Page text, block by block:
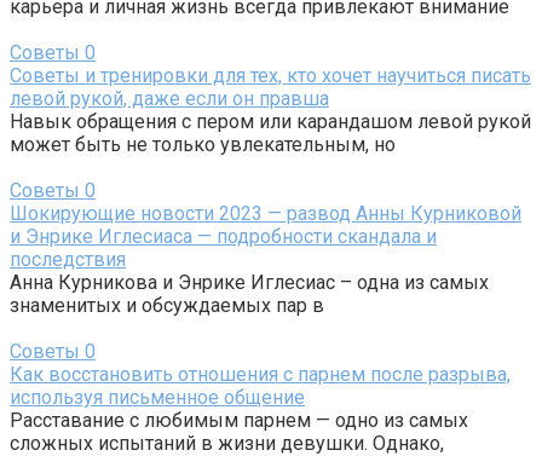
карьера и личная жизнь всегда привлекают внимание
Советы 0
Советы и тренировки для тех, кто хочет научиться писать
левой рукой, даже если он правша
Навык обращения с пером или карандашом левой рукой
может быть не только увлекательным, но
Советы 0
Шокирующие новости 2023 — развод Анны Курниковой
и Энрике Иглесиаса — подробности скандала и
последствия
Анна Курникова и Энрике Иглесиас – одна из самых
знаменитых и обсуждаемых пар в
Советы 0
Как восстановить отношения с парнем после разрыва,
используя письменное общение
Расставание с любимым парнем — одно из самых
сложных испытаний в жизни девушки. Однако,